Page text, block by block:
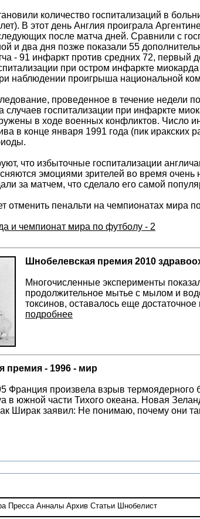
количество госпитализаций в
В этот день Англия проиграла
после матча дней. Сравнили с
и два дня позже показали 55
- 91 инфаркт против средних 72, первый
при остром инфаркте
наблюдении проигрыша национальной
проведенное в течение недели
случаев госпитализации при инфаркте
в ходе военных конфликтов. Число
в конце января 1991 года (пик
что избыточные госпитализации
эмоциями зрителей во время
за матчем, что сделало его самой
отменить пенальти на чемпионатах мира
и чемпионат мира по футболу - 2
Шнобелевская премия 2010
Многочисленные эксперименты
продолжительное мытье с мылом и
токсинов, оставалось еще достаточное
подробнее
премия - 1996 - мир
Франция произвела взрыв
в южной части Тихого океана. Новая
Ширак заявил: Не понимаю, почему они
Пресса Анналы Архив Статьи Шнобелист